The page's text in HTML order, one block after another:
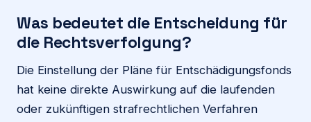
Was bedeutet die Entscheidung für
die Rechtsverfolgung?
Die Einstellung der Pläne für Entschädigungsfonds
hat keine direkte Auswirkung auf die laufenden
oder zukünftigen strafrechtlichen Verfahren